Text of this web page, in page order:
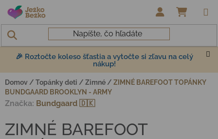
Prejsť na obsah
🎉 Roztočte koleso šťastia a vytočte si zľavu na celý
nákup!
Domov / Topánky deti / Zimné / ZIMNÉ BAREFOOT TOPÁNKY
BUNDGAARD BROOKLYN - ARMY
ZIMNÉ BAREFOOT
Značka: Bundgaard 🇩🇰